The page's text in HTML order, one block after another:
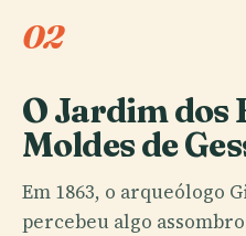
02
O Jardim dos
Moldes de
Em 1863, o arqueólogo
percebeu algo